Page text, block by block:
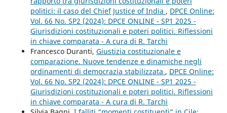
politici: il caso del Chief Justice of India , DPCE Online:
Vol. 66 No. SP2 (2024): DPCE ONLINE - SP1 2025 -
Giurisdizioni costituzionali e poteri politici. Riflessioni
in chiave comparata - A cura di R. Tarchi
Francesco Duranti, Giustizia costituzionale e
comparazione. Nuove tendenze e dinamiche negli
ordinamenti di democrazia stabilizzata , DPCE Online:
Vol. 66 No. SP2 (2024): DPCE ONLINE - SP1 2025 -
Giurisdizioni costituzionali e poteri politici. Riflessioni
in chiave comparata - A cura di R. Tarchi